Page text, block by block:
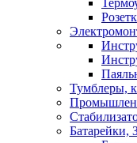
Тумблеры,
Батарейки,